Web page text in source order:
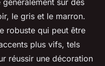
le gris et le marron.
robuste qui peut être
plus vifs, tels
réussir une décoration